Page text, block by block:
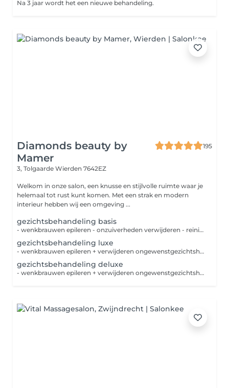
Na 3 jaar wordt het een nieuwe behandeling.
Diamonds beauty by
Mamer
195
3, Tolgaarde Wierden 7642EZ
Welkom in onze salon, een knusse en stijlvolle ruimte waar je
helemaal tot rust kunt komen. Met een strak en modern
interieur hebben wij een omgeving ...
gezichtsbehandeling basis
- wenkbrauwen epileren - onzuiverheden verwijderen - reiniging - diepte reiniging - lycing - masker - massage - verzorgende dag-nachtcréme-serum
gezichtsbehandeling luxe
- wenkbrauwen epileren + verwijderen ongewenstgezichtshaar - wenkbrauwen verven - onzuiverheden verwijderen - reiniging - diepte reiniging - lycing - masker - massage - verzorgende dag-nachtcréme-serum
gezichtsbehandeling deluxe
- wenkbrauwen epileren + verwijderen ongewenstgezichtshaar - wimpers en wenkbrauwen worden geverfd - onzuiverheden verwijderen - reiniging - diepte reiniging - lycing - masker - massage - verzorgende dag-nachtcréme-serum